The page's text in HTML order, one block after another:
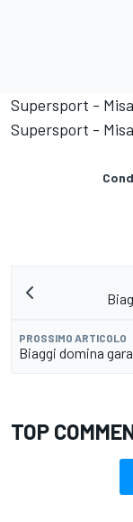
Supersport -
Supersport -
PROSSIMO ARTICOLO
Biaggi domina
TOP